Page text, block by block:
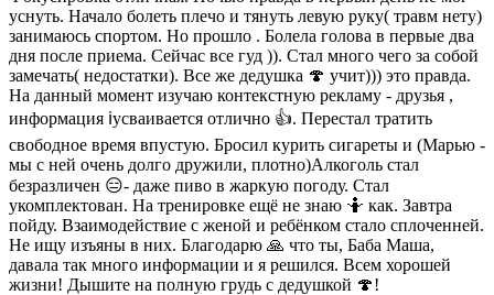
уснуть. Начало болеть плечо и тянуть левую руку( травм нету)
занимаюсь спортом. Но прошло . Болела голова в первые два
дня после приема. Сейчас все гуд )). Стал много чего за собой
замечать( недостатки). Все же дедушка 🍄 учит))) это правда.
На данный момент изучаю контекстную рекламу - друзья ,
информация ℹ️усваивается отлично 👍. Перестал тратить
свободное время впустую. Бросил курить сигареты и (Марью -
мы с ней очень долго дружили, плотно)Алкоголь стал
безразличен 😑- даже пиво в жаркую погоду. Стал
укомплектован. На тренировке ещё не знаю 🤷 как. Завтра
пойду. Взаимодействие с женой и ребёнком стало сплоченней.
Не ищу изъяны в них. Благодарю 🙏 что ты, Баба Маша,
давала так много информации и я решился. Всем хорошей
жизни! Дышите на полную грудь с дедушкой 🍄!